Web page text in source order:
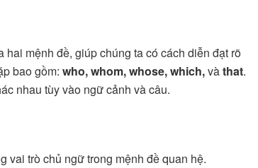
mệnh đề, giúp chúng ta có cách diễn đạt rõ
bao gồm: who, whom, whose, which,vàthat.
nhau tùy vào ngữ cảnh và câu.
vai trò chủ ngữ trong mệnh đề quan hệ.